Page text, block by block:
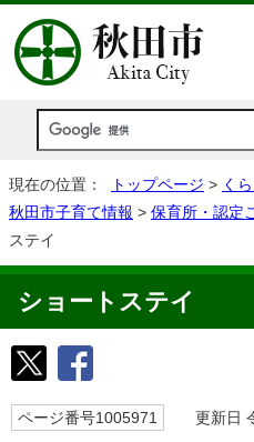
現在の位置： トップページ > く
秋田市子育て情報 > 保育所・認定
ステイ
ショートステイ
ページ番号1005971 更新日